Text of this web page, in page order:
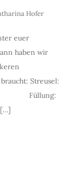
Hofer
euer
haben wir
Streusel:
1 Ei Füllung:
[…]